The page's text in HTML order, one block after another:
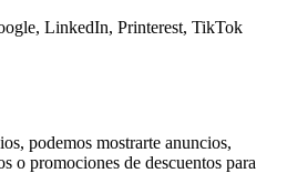
LinkedIn, Printerest, TikTok
podemos mostrarte anuncios,
o promociones de descuentos para